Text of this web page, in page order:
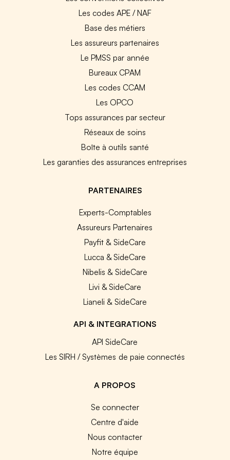
Les codes APE / NAF
Base des métiers
Les assureurs partenaires
Le PMSS par année
Bureaux CPAM
Les codes CCAM
Les OPCO
Tops assurances par secteur
Réseaux de soins
Boîte à outils santé
Les garanties des assurances entreprises
PARTENAIRES
Experts-Comptables
Assureurs Partenaires
Payfit & SideCare
Lucca & SideCare
Nibelis & SideCare
Livi & SideCare
Lianeli & SideCare
API & INTEGRATIONS
API SideCare
Les SIRH / Systèmes de paie connectés
A PROPOS
Se connecter
Centre d'aide
Nous contacter
Notre équipe